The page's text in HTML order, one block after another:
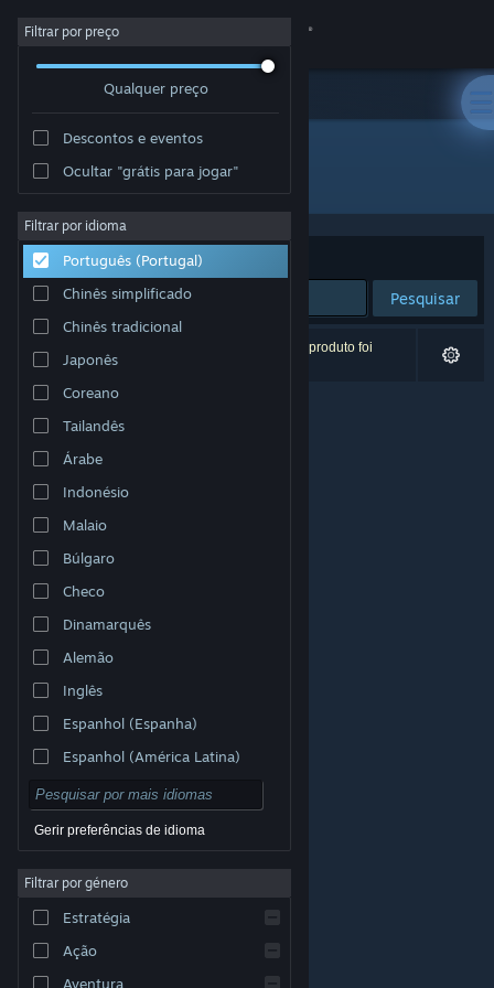
Iniciar sessão
Sobre
Apoio
Alterar idioma
Instala a app móvel do Steam
Ver versão para computadores
© Valve Corporation. Todos os direitos reservados.
respetivos proprietários nos E.U.A. e outros países.
Acessibilidade
Reembolsos|Cookies
Filtrar por preço
Qualquer preço
Descontos e eventos
Ocultar "grátis para jogar"
Filtrar por idioma
Português (Portugal)
Chinês simplificado
Chinês tradicional
Japonês
Coreano
Tailandês
Árabe
Indonésio
Malaio
Búlgaro
Checo
Dinamarquês
Alemão
Inglês
Espanhol (Espanha)
Espanhol (América Latina)
Gerir preferências de idioma
Filtrar por género
Estratégia
Ação
Aventura
Editora: TECHNICAL ARTS
Ordenar por Relevância
Pesquisar
0 resultados correspondentes à tua pesquisa. 1 produto foi
excluído com base nas tuas preferências.